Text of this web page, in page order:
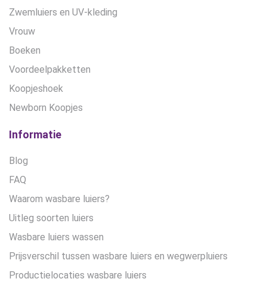
Zwemluiers en UV-kleding
Vrouw
Boeken
Voordeelpakketten
Koopjeshoek
Newborn Koopjes
Informatie
Blog
FAQ
Waarom wasbare luiers?
Uitleg soorten luiers
Wasbare luiers wassen
Prijsverschil tussen wasbare luiers en wegwerpluiers
Productielocaties wasbare luiers